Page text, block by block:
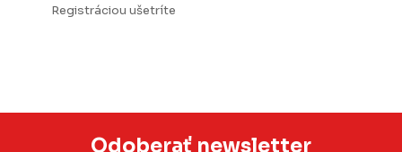
Registráciou ušetríte
Odoberať newsletter